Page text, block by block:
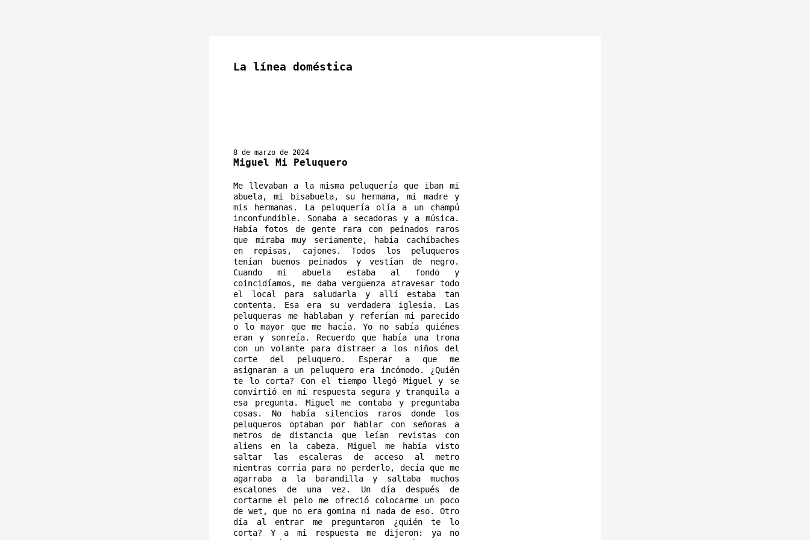
La línea doméstica
8 de marzo de 2024
Miguel Mi Peluquero
Me llevaban a la misma peluquería que iban mi
abuela, mi bisabuela, su hermana, mi madre y
mis hermanas. La peluquería olía a un champú
inconfundible. Sonaba a secadoras y a música.
Había fotos de gente rara con peinados raros
que miraba muy seriamente, había cachibaches
en repisas, cajones. Todos los peluqueros
tenían buenos peinados y vestían de negro.
Cuando mi abuela estaba al fondo y
coincidíamos, me daba vergüenza atravesar todo
el local para saludarla y allí estaba tan
contenta. Esa era su verdadera iglesia. Las
peluqueras me hablaban y referían mi parecido
o lo mayor que me hacía. Yo no sabía quiénes
eran y sonreía. Recuerdo que había una trona
con un volante para distraer a los niños del
corte del peluquero. Esperar a que me
asignaran a un peluquero era incómodo. ¿Quién
te lo corta? Con el tiempo llegó Miguel y se
convirtió en mi respuesta segura y tranquila a
esa pregunta. Miguel me contaba y preguntaba
cosas. No había silencios raros donde los
peluqueros optaban por hablar con señoras a
metros de distancia que leían revistas con
aliens en la cabeza. Miguel me había visto
saltar las escaleras de acceso al metro
mientras corría para no perderlo, decía que me
agarraba a la barandilla y saltaba muchos
escalones de una vez. Un día después de
cortarme el pelo me ofreció colocarme un poco
de wet, que no era gomina ni nada de eso. Otro
día al entrar me preguntaron ¿quién te lo
corta? Y a mi respuesta me dijeron: ya no